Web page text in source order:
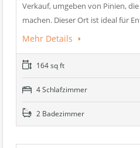
Verkauf, umgeben von Pinien,
machen. Dieser Ort ist ideal für
Mehr Details
164 sq ft
4 Schlafzimmer
2 Badezimmer